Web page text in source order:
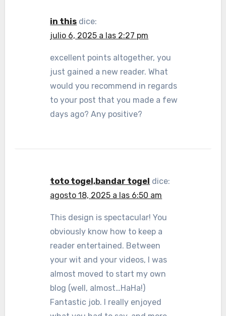
in this dice:
julio 6, 2025 a las 2:27 pm
excellent points altogether, you
just gained a new reader. What
would you recommend in regards
to your post that you made a few
days ago? Any positive?
toto togel,bandar togel dice:
agosto 18, 2025 a las 6:50 am
This design is spectacular! You
obviously know how to keep a
reader entertained. Between
your wit and your videos, I was
almost moved to start my own
blog (well, almost…HaHa!)
Fantastic job. I really enjoyed